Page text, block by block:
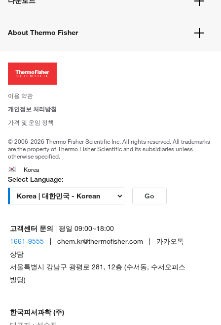
고객 센터
웹사이트 개선사항
About Thermo Fisher
투자자
사회적 책임
브랜드
이용 약관
개인정보 처리방침
가격 및 운임 정책
© 2006-2026 Thermo Fisher Scientific Inc. All rights reserved. All trademarks
are the property of Thermo Fisher Scientific and its subsidiaries unless
otherwise specified.
Korea
Select Language:
Go
고객센터 문의
| 평일 09:00~18:00
1661-9555 | chem.kr@thermofisher.com | 카카오톡
상담
서울특별시 강남구 광평로 281, 12층 (수서동, 수서오피스
빌딩)
한국피셔과학 (주)